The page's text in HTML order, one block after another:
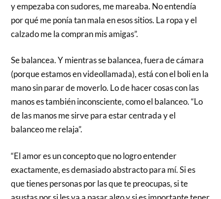
y empezaba con sudores, me mareaba. No entendía
por qué me ponía tan mala en esos sitios. La ropa y el
calzado me la compran mis amigas”.
Se balancea. Y mientras se balancea, fuera de cámara
(porque estamos en videollamada), está con el boli en la
mano sin parar de moverlo. Lo de hacer cosas con las
manos es también inconsciente, como el balanceo. “Lo
de las manos me sirve para estar centrada y el
balanceo me relaja”.
“El amor es un concepto que no logro entender
exactamente, es demasiado abstracto para mí. Si es
que tienes personas por las que te preocupas, si te